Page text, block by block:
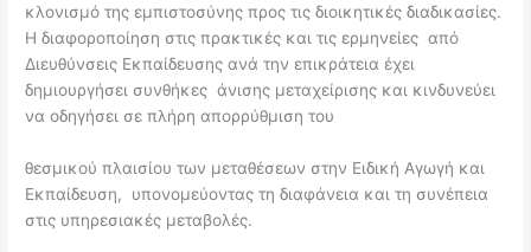
κλονισμό της εμπιστοσύνης προς τις διοικητικές διαδικασίες.
Η διαφοροποίηση στις πρακτικές και τις ερμηνείες από
Διευθύνσεις Εκπαίδευσης ανά την επικράτεια έχει
δημιουργήσει συνθήκες άνισης μεταχείρισης και κινδυνεύει
να οδηγήσει σε πλήρη απορρύθμιση του
θεσμικού πλαισίου των μεταθέσεων στην Ειδική Αγωγή και
Εκπαίδευση, υπονομεύοντας τη διαφάνεια και τη συνέπεια
στις υπηρεσιακές μεταβολές.